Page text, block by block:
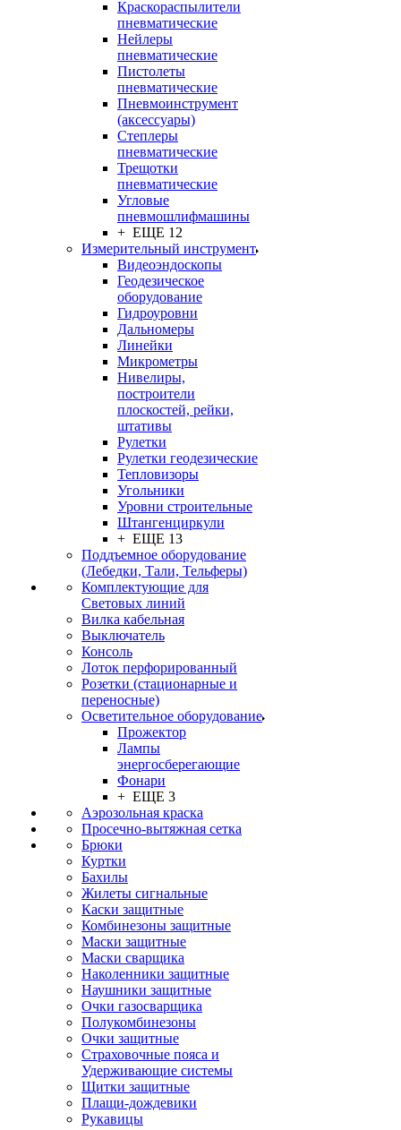
Краскораспылители
пневматические
Нейлеры
пневматические
Пистолеты
пневматические
Пневмоинструмент
(аксессуары)
Степлеры
пневматические
Трещотки
пневматические
Угловые
пневмошлифмашины
+ ЕЩЕ 12
Измерительный инструмент
Видеоэндоскопы
Геодезическое
оборудование
Гидроуровни
Дальномеры
Линейки
Микрометры
Нивелиры,
построители
плоскостей, рейки,
штативы
Рулетки
Рулетки геодезические
Тепловизоры
Угольники
Уровни строительные
Штангенциркули
+ ЕЩЕ 13
Поддъемное оборудование
(Лебедки, Тали, Тельферы)
Комплектующие для
Световых линий
Вилка кабельная
Выключатель
Консоль
Лоток перфорированный
Розетки (стационарные и
переносные)
Осветительное оборудование
Прожектор
Лампы
энергосберегающие
Фонари
+ ЕЩЕ 3
Аэрозольная краска
Просечно-вытяжная сетка
Брюки
Куртки
Бахилы
Жилеты сигнальные
Каски защитные
Комбинезоны защитные
Маски защитные
Маски сварщика
Наколенники защитные
Наушники защитные
Очки газосварщика
Полукомбинезоны
Очки защитные
Страховочные пояса и
Удерживающие системы
Щитки защитные
Плащи-дождевики
Рукавицы